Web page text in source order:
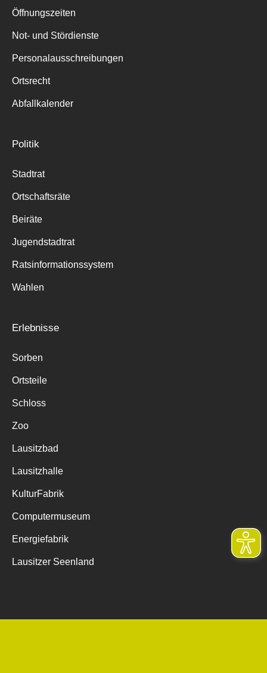
Öffnungszeiten
Not- und Stördienste
Personalausschreibungen
Ortsrecht
Abfallkalender
Politik
Stadtrat
Ortschaftsräte
Beiräte
Jugendstadtrat
Ratsinformationssystem
Wahlen
Erlebnisse
Sorben
Ortsteile
Schloss
Zoo
Lausitzbad
Lausitzhalle
KulturFabrik
Computermuseum
Energiefabrik
Lausitzer Seenland